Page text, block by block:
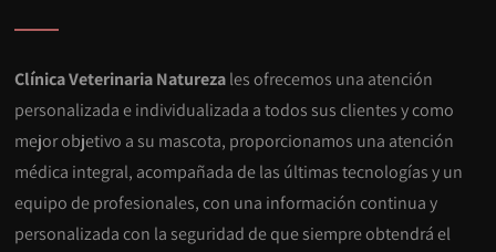
Clínica Veterinaria Naturezales ofrecemos una atención
personalizada e individualizada a todos sus clientes y como
mejor objetivo a su mascota, proporcionamos una atención
médica integral, acompañada de las últimas tecnologías y un
equipo de profesionales, con una información continua y
personalizada con la seguridad de que siempre obtendrá el